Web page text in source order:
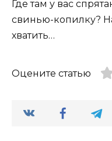
Где там у вас
свинью-копилку?
хватить…
Оцените статью